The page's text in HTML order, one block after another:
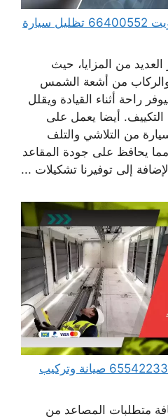
تظليل سيارات متنقل الكويت 66400552 تظليل سيارة
من المزايا، حيث
من أشعة الشمس
راحة أثناء القيادة ويقلل
أيضا يعمل على
من التلاشي والتلف
يحافظ على جودة المقاعد
إلى توفيرنا تشكيلات ...
صيانة مصاعد في الكويت 65542233 صيانة وتركيب
متطلبات المصاعد من